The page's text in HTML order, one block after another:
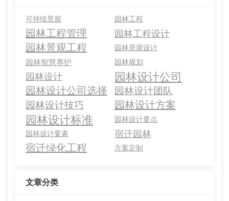
可持续景观 园林工程
园林工程管理 园林工程设计
园林景观工程 园林景观设计
园林智慧养护 园林规划
园林设计 园林设计公司
园林设计公司选择
园林设计团队
园林设计技巧
园林设计方案
园林设计标准
园林设计要点
园林设计要素
宿迁园林
宿迁绿化工程 方案定制
文章分类